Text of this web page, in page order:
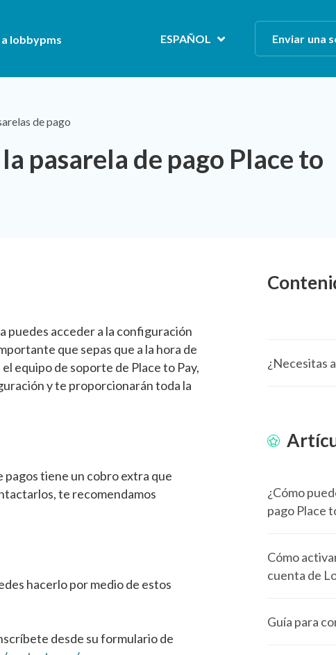
lobbypms ESPAÑOL Enviar una
de pago
pasarela de pago Place to
puedes acceder a la configuración
que sepas que a la hora de
equipo de soporte de Place to Pay,
y te proporcionarán toda la
pagos tiene un cobro extra que
te recomendamos
hacerlo por medio de estos
desde su formulario de
¿Necesitas
¿Cómo
pago Place
Cómo
cuenta de
Guía para